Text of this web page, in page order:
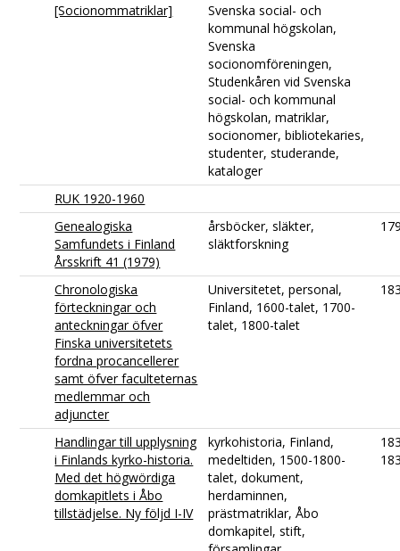
[Socionommatriklar]
Svenska social- och
kommunal högskolan,
Svenska
socionomföreningen,
Studenkåren vid Svenska
social- och kommunal
högskolan, matriklar,
socionomer, bibliotekaries,
studenter, studerande,
kataloger
RUK 1920-1960
Genealogiska
Samfundets i Finland
Årsskrift 41 (1979)
årsböcker, släkter,
släktforskning
Chronologiska
förteckningar och
anteckningar öfver
Finska universitetets
fordna procancellerer
samt öfver faculteternas
medlemmar och
adjuncter
Universitetet, personal,
Finland, 1600-talet, 1700-
talet, 1800-talet
Handlingar till upplysning
i Finlands kyrko-historia.
Med det högwördiga
domkapitlets i Åbo
tillstädjelse. Ny följd I-IV
kyrkohistoria, Finland,
medeltiden, 1500-1800-
talet, dokument,
herdaminnen,
prästmatriklar, Åbo
domkapitel, stift,